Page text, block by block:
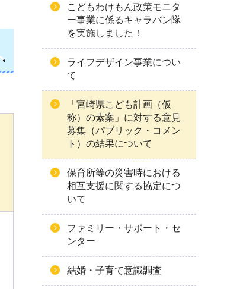
こどもわけもん政策モニタ
ー事業に係るキャラバン隊
を実施しました！
ライフデザイン事業につい
て
「宮崎県こども計画（仮
称）の素案」に対する意見
募集（パブリック・コメン
ト）の結果について
保育所等の災害時における
相互支援に関する協定につ
いて
ファミリー・サポート・セ
ンター
結婚・子育て意識調査